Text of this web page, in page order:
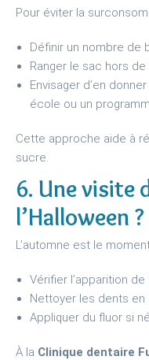
Pour éviter la
Définir un nombre de
Ranger le sac hors
Envisager d’en
école ou un
Cette approche aide à
sucre.
6. Une visite
l’Halloween
L’automne est le
Vérifier l’apparition
Nettoyer les dents
Appliquer du fluor si
À la Clinique dentaire